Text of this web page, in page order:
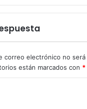
correo electrónico no será
están marcados con *